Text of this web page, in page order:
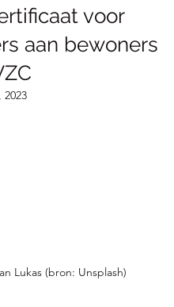
voor
aan bewoners
2023
Lukas (bron: Unsplash)